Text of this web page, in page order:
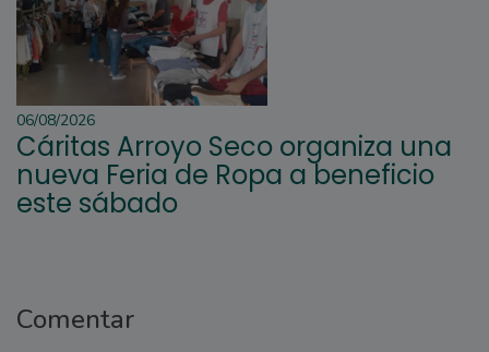
06/08/2026
Cáritas Arroyo Seco organiza una
nueva Feria de Ropa a beneficio
este sábado
Comentar